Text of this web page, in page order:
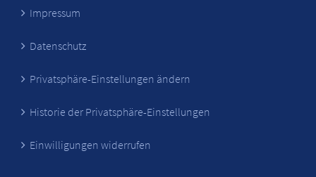
Impressum
Datenschutz
Privatsphäre-Einstellungen ändern
Historie der Privatsphäre-Einstellungen
Einwilligungen widerrufen